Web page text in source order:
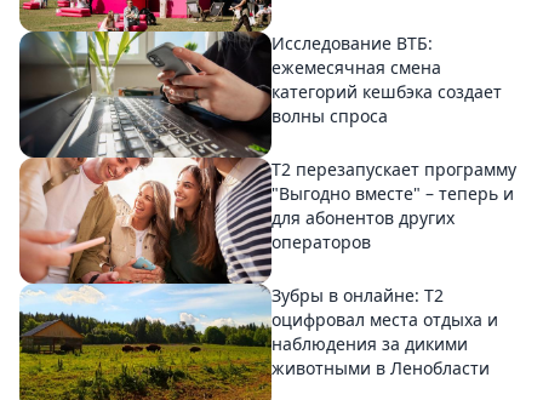
Исследование ВТБ:
ежемесячная смена
категорий кешбэка создает
волны спроса
Т2 перезапускает программу
"Выгодно вместе" – теперь и
для абонентов других
операторов
Зубры в онлайне: Т2
оцифровал места отдыха и
наблюдения за дикими
животными в Ленобласти